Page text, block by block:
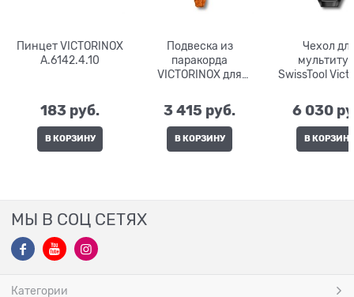
Пинцет VICTORINOX
A.6142.4.10
183 руб.
В КОРЗИНУ
Подвеска из
паракорда
VICTORINOX для
Pro M 4.1875.9
3 415 руб.
В КОРЗИНУ
Чехол
SwissTool
6 030
В КОРЗИНУ
МЫ В СОЦ СЕТЯХ
Категории